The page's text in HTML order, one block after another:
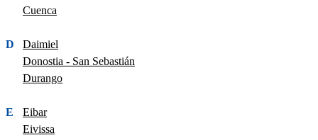
Cuenca
D
Daimiel
Donostia - San Sebastián
Durango
E
Eibar
Eivissa